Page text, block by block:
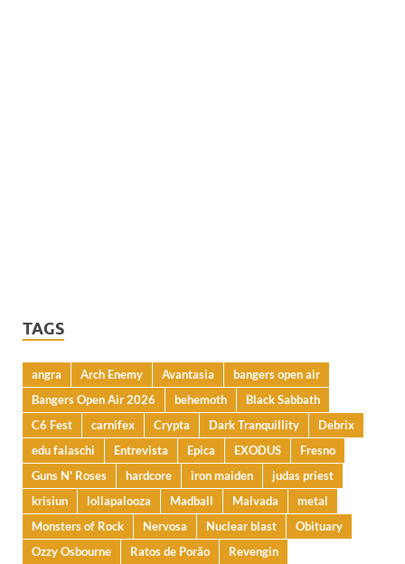
TAGS
angra Arch Enemy Avantasia
bangers open air
Bangers Open Air 2026
behemoth
Black Sabbath
C6 Fest
carnifex Crypta Dark Tranquillity
Debrix
edu falaschi
Entrevista Epica EXODUS
Fresno
Guns N' Roses
hardcore iron maiden
judas priest
krisiun
lollapalooza Madball Malvada
metal
Monsters of Rock
Nervosa Nuclear blast
Obituary
Ozzy Osbourne
Ratos de Porão Revengin